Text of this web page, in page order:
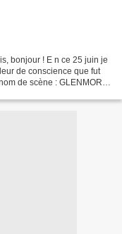
bonjour ! E n ce 25 juin je
de conscience que fut
de scène : GLENMOR.